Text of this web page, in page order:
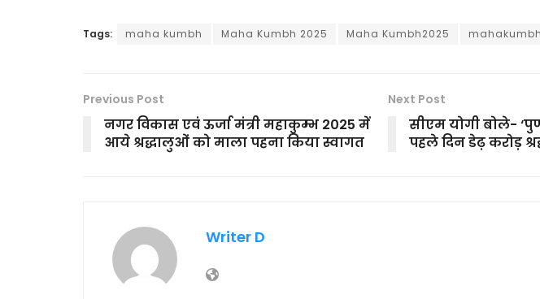
Tags: maha kumbh Maha Kumbh 2025 Maha Kumbh2025
Previous Post
नगर विकास एवं ऊर्जा मंत्री महाकुम्भ 2025 में
आये श्रद्धालुओं को माला पहना किया स्वागत
Next Post
सीएम योगी बोले-
पहले दिन डेढ़ करोड़
Writer D